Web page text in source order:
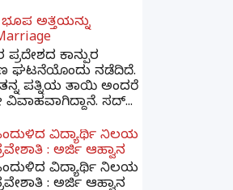
ಭೂಪ ಅತ್ತೆಯನ್ನು
ಪ್ರದೇಶದ ಕಾನ್ಪುರ
ಘಟನೆಯೊಂದು ನಡೆದಿದೆ.
ತನ್ನ ಪತ್ನಿಯ ತಾಯಿ ಅಂದರೆ
ವಿವಾಹವಾಗಿದ್ದಾನೆ. ಸದ್...
ವಿದ್ಯಾರ್ಥಿ ನಿಲಯ
: ಅರ್ಜಿ ಆಹ್ವಾನ
ವಿದ್ಯಾರ್ಥಿ ನಿಲಯ
: ಅರ್ಜಿ ಆಹ್ವಾನ